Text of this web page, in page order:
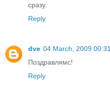
сразу.
Reply
dve 04 March, 2009 00:31
Поздравлямс!
Reply